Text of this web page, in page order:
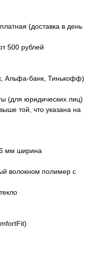
(доставка в день
500 рублей
Альфа-банк, Тинькофф)
(для юридических лиц)
той, что указана на
мм ширина
волокном полимер с